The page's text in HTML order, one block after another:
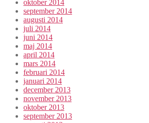
oktober 2014
september 2014
augusti 2014
juli 2014
juni 2014
maj 2014
april 2014
mars 2014
februari 2014
januari 2014
december 2013
november 2013
oktober 2013
september 2013